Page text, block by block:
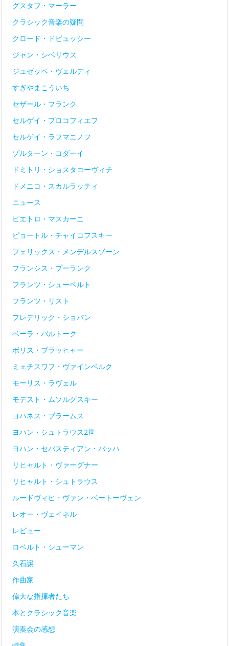
グスタフ・マーラー
クラシック音楽の疑問
クロード・ドビュッシー
ジャン・シベリウス
ジュゼッペ・ヴェルディ
すぎやまこういち
セザール・フランク
セルゲイ・プロコフィエフ
セルゲイ・ラフマニノフ
ゾルターン・コダーイ
ドミトリ・ショスタコーヴィチ
ドメニコ・スカルラッティ
ニュース
ピエトロ・マスカーニ
ピョートル・チャイコフスキー
フェリックス・メンデルスゾーン
フランシス・プーランク
フランツ・シューベルト
フランツ・リスト
フレデリック・ショパン
ベーラ・バルトーク
ボリス・ブラッヒャー
ミェチスワフ・ヴァインベルク
モーリス・ラヴェル
モデスト・ムソルグスキー
ヨハネス・ブラームス
ヨハン・シュトラウス2世
ヨハン・セバスティアン・バッハ
リヒャルト・ヴァーグナー
リヒャルト・シュトラウス
ルードヴィヒ・ヴァン・ベートーヴェン
レオー・ヴェイネル
レビュー
ロベルト・シューマン
久石譲
作曲家
偉大な指揮者たち
本とクラシック音楽
演奏会の感想